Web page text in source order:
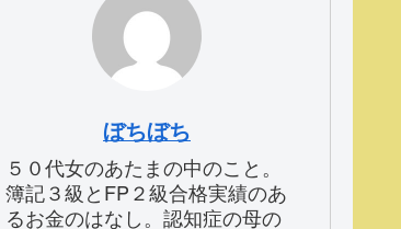
ぼちぼち
５０代女のあたまの中のこと。
簿記３級とFP２級合格実績のあ
るお金のはなし。認知症の母の